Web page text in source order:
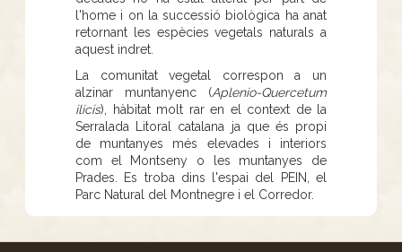
l'home i on la successió biològica ha anat
retornant les espècies vegetals naturals a
aquest indret.
La comunitat vegetal correspon a un
alzinar muntanyenc (Aplenio-Quercetum
ilicis), hàbitat molt rar en el context de la
Serralada Litoral catalana ja que és propi
de muntanyes més elevades i interiors
com el Montseny o les muntanyes de
Prades. Es troba dins l'espai del PEIN, el
Parc Natural del Montnegre i el Corredor.